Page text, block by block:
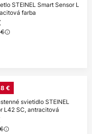
STEINEL Smart Sensor L
farba
€
svietidlo STEINEL
L42 SC, antracitová